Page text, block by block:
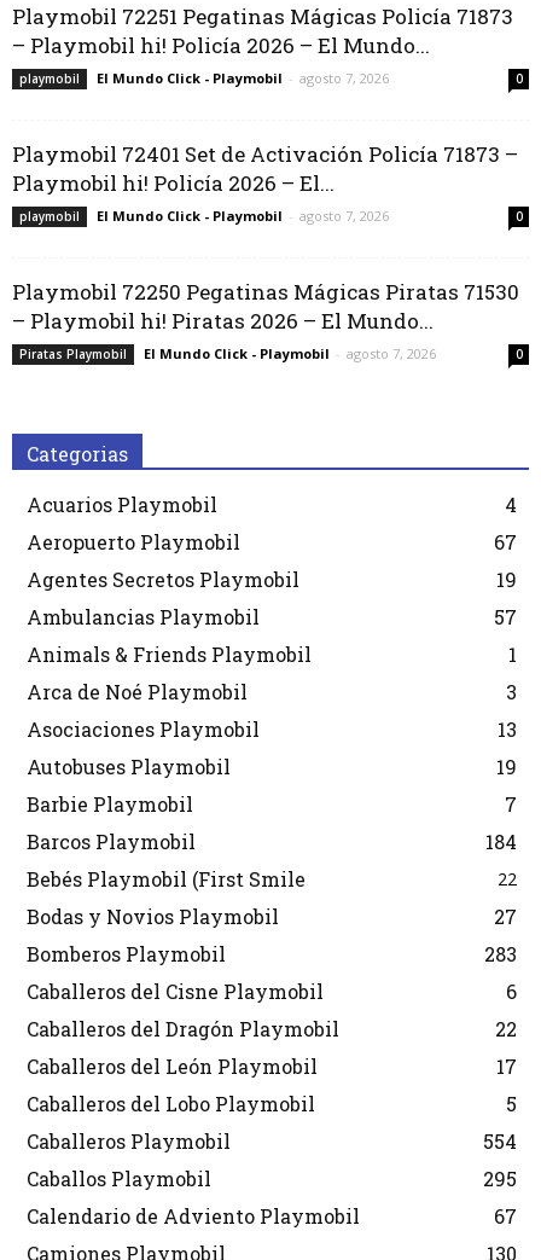
Playmobil 72251 Pegatinas Mágicas Policía 71873
– Playmobil hi! Policía 2026 – El Mundo...
playmobil El Mundo Click - Playmobil - agosto 7, 2026 0
Playmobil 72401 Set de Activación Policía 71873 –
Playmobil hi! Policía 2026 – El...
playmobil El Mundo Click - Playmobil - agosto 7, 2026 0
Playmobil 72250 Pegatinas Mágicas Piratas 71530
– Playmobil hi! Piratas 2026 – El Mundo...
Piratas Playmobil El Mundo Click - Playmobil - agosto 7, 2026 0
Categorias
Acuarios Playmobil
4
Aeropuerto Playmobil
67
Agentes Secretos Playmobil
19
Ambulancias Playmobil
57
Animals & Friends Playmobil
1
Arca de Noé Playmobil
3
Asociaciones Playmobil
13
Autobuses Playmobil
19
Barbie Playmobil
7
Barcos Playmobil
184
Bebés Playmobil (First Smile
22
Bodas y Novios Playmobil
27
Bomberos Playmobil
283
Caballeros del Cisne Playmobil
6
Caballeros del Dragón Playmobil
22
Caballeros del León Playmobil
17
Caballeros del Lobo Playmobil
5
Caballeros Playmobil
554
Caballos Playmobil
295
Calendario de Adviento Playmobil
67
Camiones Playmobil
130